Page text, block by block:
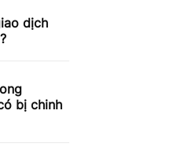
dịch
bị chinh